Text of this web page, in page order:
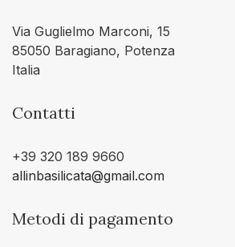
Via Guglielmo Marconi, 15
85050 Baragiano, Potenza
Italia
Contatti
+39 320 189 9660
allinbasilicata@gmail.com
Metodi di pagamento